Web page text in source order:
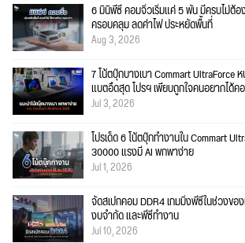
6 มินิพีซี คอมจิ๋วเริ่มแค่ 5 พัน มีครบไม่ต้อ
ครอบคลุม ลดค่าไฟ ประหยัดพื้นที่
Aug 3, 2026
7 โน้ตบุ๊กบางเบา Commart UltraForce
แบตอึดสุด โปรฯ เพียบถูกใจคนอยากได้ค
Jul 3, 2026
โปรเด็ด 6 โน้ตบุ๊กทำงานใน Commart
30000 แรงมี AI พกพาง่าย
Jul 1, 2026
จัดสเปกคอม DDR4 เกมมิ่งพีซีในช่วงข
งบจำกัด และพีซีทำงาน
Jul 10, 2026